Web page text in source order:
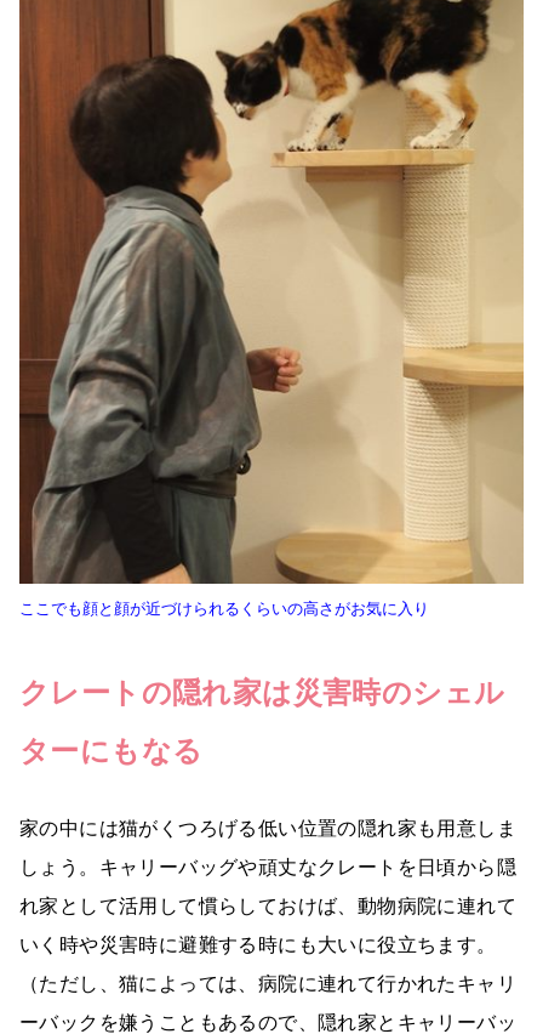
ここでも顔と顔が近づけられるくらいの高さがお気に入り
クレートの隠れ家は災害時のシェル
ターにもなる
家の中には猫がくつろげる低い位置の隠れ家も用意しま
しょう。キャリーバッグや頑丈なクレートを日頃から隠
れ家として活用して慣らしておけば、動物病院に連れて
いく時や災害時に避難する時にも大いに役立ちます。
（ただし、猫によっては、病院に連れて行かれたキャリ
ーバックを嫌うこともあるので、隠れ家とキャリーバッ